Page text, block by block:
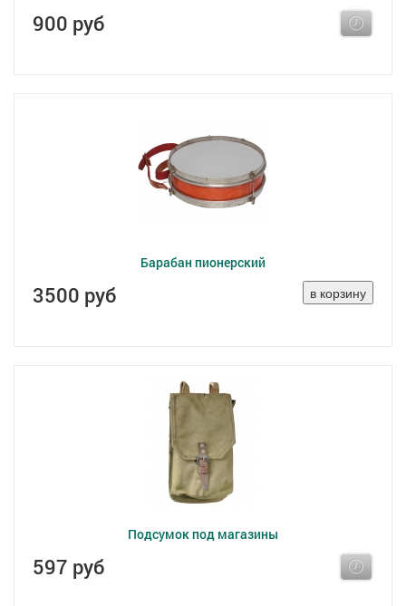
900 руб
Барабан пионерский
3500 руб
Подсумок под магазины
597 руб